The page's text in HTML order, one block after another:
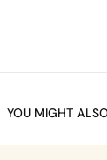
YOU MIGHT